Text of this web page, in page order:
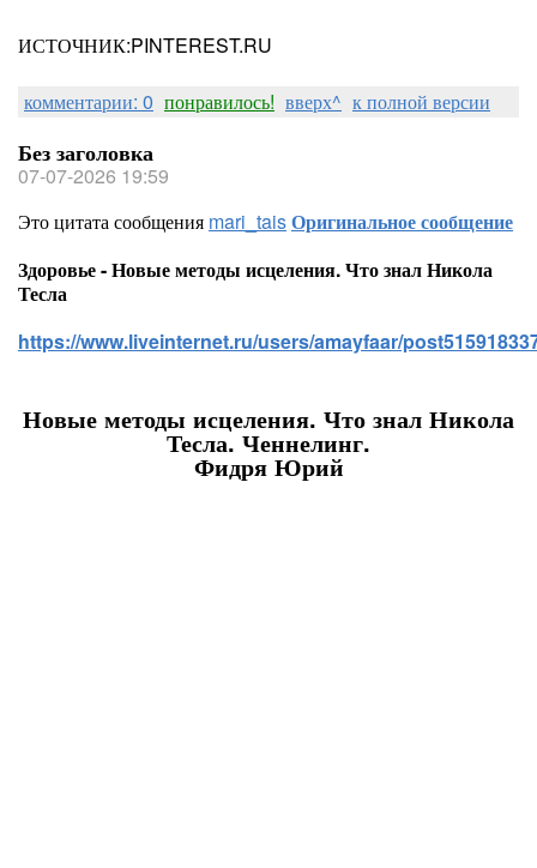
ИСТОЧНИК:PINTEREST.RU
комментарии: 0 понравилось! вверх^ к полной версии
Без заголовка
07-07-2026 19:59
Это цитата сообщения mari_taisОригинальное сообщение
Здоровье - Новые методы исцеления. Что знал Никола
Тесла
https://www.liveinternet.ru/users/amayfaar/
Новые методы исцеления. Что знал Никола
Тесла. Ченнелинг.
Фидря Юрий